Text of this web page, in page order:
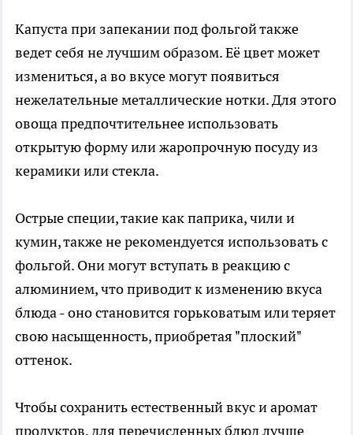
Капуста при запекании под фольгой также
ведет себя не лучшим образом. Её цвет может
измениться, а во вкусе могут появиться
нежелательные металлические нотки. Для этого
овоща предпочтительнее использовать
открытую форму или жаропрочную посуду из
керамики или стекла.
Острые специи, такие как паприка, чили и
кумин, также не рекомендуется использовать с
фольгой. Они могут вступать в реакцию с
алюминием, что приводит к изменению вкуса
блюда - оно становится горьковатым или теряет
свою насыщенность, приобретая "плоский"
оттенок.
Чтобы сохранить естественный вкус и аромат
продуктов, для перечисленных блюд лучше